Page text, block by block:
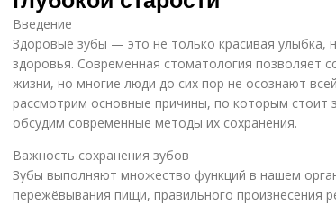
Введение
Здоровые зубы — это не только красивая
здоровья. Современная стоматология позволяет
жизни, но многие люди до сих пор не осознают
рассмотрим основные причины, по которым стоит
обсудим современные методы их сохранения.
Важность сохранения зубов
Зубы выполняют множество функций в нашем
пережёвывания пищи, правильного произнесения